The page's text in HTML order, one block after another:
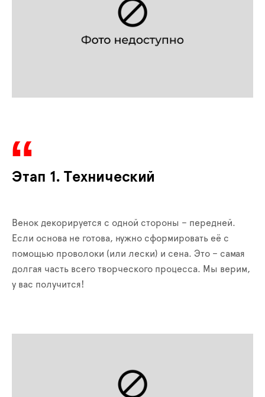
Этап 1. Технический
Венок декорируется с одной стороны – передней.
Если основа не готова, нужно сформировать её с
помощью проволоки (или лески) и сена. Это – самая
долгая часть всего творческого процесса. Мы верим,
у вас получится!